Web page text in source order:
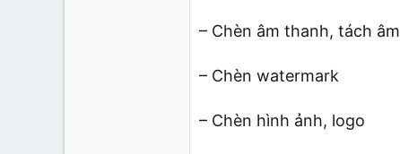
– Chèn âm thanh, tách
– Chèn watermark
– Chèn hình ảnh, logo